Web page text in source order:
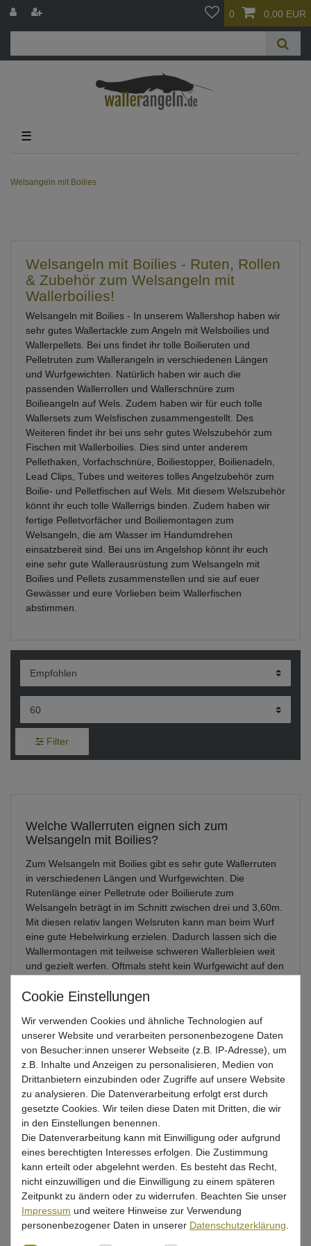
0 0,00 EUR
☰
Welsangeln mit Boilies
Welsangeln mit Boilies - Ruten, Rollen
& Zubehör zum Welsangeln mit
Wallerboilies!
Welsangeln mit Boilies - In unserem Wallershop haben wir
sehr gutes Wallertackle zum Angeln mit Welsboilies und
Wallerpellets. Bei uns findet ihr tolle Boilieruten und
Pelletruten zum Wallerangeln in verschiedenen Längen
und Wurfgewichten. Natürlich haben wir auch die
passenden Wallerrollen und Wallerschnüre zum
Boilieangeln auf Wels. Zudem haben wir für euch tolle
Wallersets zum Welsfischen zusammengestellt. Des
Weiteren findet ihr bei uns sehr gutes Welszubehör zum
Fischen mit Wallerboilies. Dies sind unter anderem
Pellethaken, Vorfachschnüre, Boiliestopper, Boilienadeln,
Lead Clips, Tubes und weiteres tolles Angelzubehör zum
Boilie- und Pelletfischen auf Wels. Mit diesem Welszubehör
könnt ihr euch tolle Wallerrigs binden. Zudem haben wir
fertige Pelletvorfächer und Boiliemontagen zum
Welsangeln, die am Wasser im Handumdrehen
einsatzbereit sind. Bei uns im Angelshop könnt ihr euch
eine sehr gute Wallerausrüstung zum Welsangeln mit
Boilies und Pellets zusammenstellen und sie auf euer
Gewässer und eure Vorlieben beim Wallerfischen
abstimmen.
Filter
Welche Wallerruten eignen sich zum
Welsangeln mit Boilies?
Zum Welsangeln mit Boilies gibt es sehr gute Wallerruten
in verschiedenen Längen und Wurfgewichten. Die
Rutenlänge einer Pelletrute oder Boilierute zum
Welsangeln beträgt in im Schnitt zwischen drei und 3,60m.
Mit diesen relativ langen Welsruten kann man beim Wurf
eine gute Hebelwirkung erzielen. Dadurch lassen sich die
Wallermontagen mit teilweise schweren Wallerbleien weit
und gezielt werfen. Oftmals steht kein Wurfgewicht auf den
auf dem Rutenblank eine Testkurve vermerkt. Solche
Zudem besitzen diese Welsruten eine tolle Aktion, so dass
die Fluchten von kampfstarken Wallern sehr gut
abgefedert werden. Ein kraftvolles Rückgrat des
Rutenblanks sorgt dafür, dass sich auch Großwelse
problemlos ausdrillen und landen lassen. Die Angelruten,
die zum Welsangeln mit Boilies entwickelt wurden, sind in
der Regel mit einem robusten Blank und stabilen
Komponenten ausgestattet, die auf die Belastungen beim
Wallerfischen ausgelegt sind.
Welches Zubehör benötigt man für
Pelletmontagen zum Welsangeln mit Boilies?
Wir verwenden Cookies und ähnliche Technologien auf
unserer Website und verarbeiten personenbezogene Daten
von Besucher:innen unserer Webseite (z.B. IP-Adresse), um
z.B. Inhalte und Anzeigen zu personalisieren, Medien von
Drittanbietern einzubinden oder Zugriffe auf unsere Website
zu analysieren. Die Datenverarbeitung erfolgt erst durch
gesetzte Cookies. Wir teilen diese Daten mit Dritten, die wir
in den Einstellungen benennen.
Die Datenverarbeitung kann mit Einwilligung oder aufgrund
eines berechtigten Interesses erfolgen. Die Zustimmung
kann erteilt oder abgelehnt werden. Es besteht das Recht,
nicht einzuwilligen und die Einwilligung zu einem späteren
Zeitpunkt zu ändern oder zu widerrufen. Beachten Sie unser
Impressum und weitere Hinweise zur Verwendung
personenbezogener Daten in unserer Daten­schutz­erklärung